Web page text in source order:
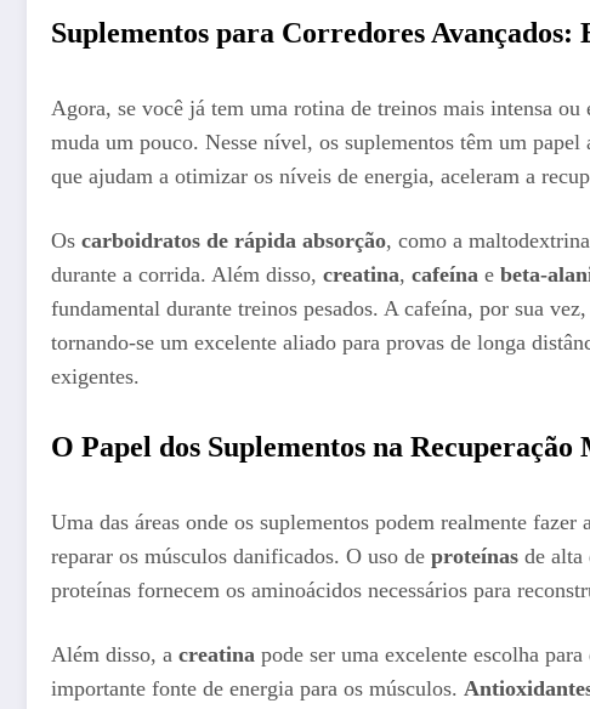
Suplementos para Corredores Avançados:
Agora, se você já tem uma rotina de treinos mais intensa
muda um pouco. Nesse nível, os suplementos têm um
que ajudam a otimizar os níveis de energia, aceleram a
Os carboidratos de rápida absorção, como a
durante a corrida. Além disso, creatina, cafeína e beta-
fundamental durante treinos pesados. A cafeína, por sua
tornando-se um excelente aliado para provas de longa
exigentes.
O Papel dos Suplementos na Recuperação
Uma das áreas onde os suplementos podem realmente fazer
reparar os músculos danificados. O uso de proteínas de alta
proteínas fornecem os aminoácidos necessários para
Além disso, a creatina pode ser uma excelente escolha
importante fonte de energia para os músculos.